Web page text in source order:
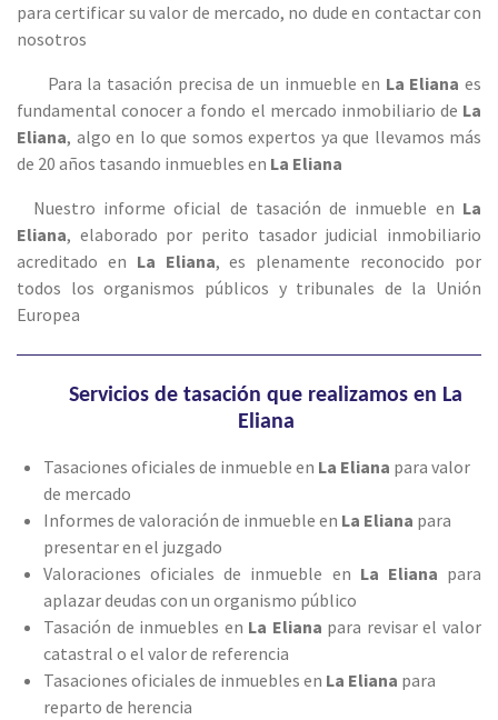
para certificar su valor de mercado, no dude en contactar con
nosotros
Para la tasación precisa de un inmueble en La Eliana es
fundamental conocer a fondo el mercado inmobiliario de La
Eliana, algo en lo que somos expertos ya que llevamos más
de 20 años tasando inmuebles en La Eliana
Nuestro informe oficial de tasación de inmueble en La
Eliana, elaborado por perito tasador judicial inmobiliario
acreditado en La Eliana, es plenamente reconocido por
todos los organismos públicos y tribunales de la Unión
Europea
Servicios de tasación que realizamos en La
Eliana
Tasaciones oficiales de inmueble en La Eliana para valor
de mercado
Informes de valoración de inmueble en La Eliana para
presentar en el juzgado
Valoraciones oficiales de inmueble en La Eliana para
aplazar deudas con un organismo público
Tasación de inmuebles en La Eliana para revisar el valor
catastral o el valor de referencia
Tasaciones oficiales de inmuebles en La Eliana para
reparto de herencia